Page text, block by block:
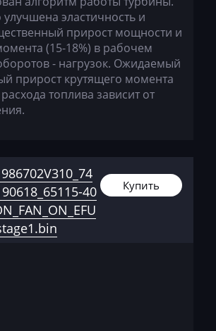
улучшена эластичность и
прирост мощности и
(15-18%) в рабочем
- нагрузок. Ожидаемый
прирост крутящего момента
топлива зависит от
40
Купить